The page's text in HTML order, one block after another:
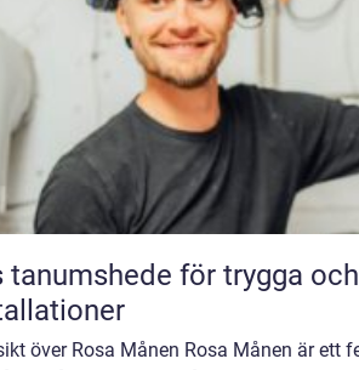
tanumshede för trygga
över Rosa Månen Rosa Månen är ett